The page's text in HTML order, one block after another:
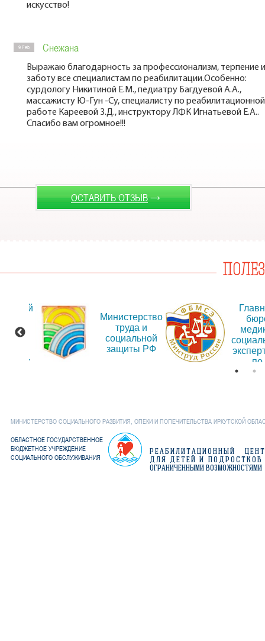
искусство!
9 Feb Снежана
Выражаю благодарность за профессионализм, терпение и
заботу все специалистам по реабилитации.Особенно:
сурдологу Никитиной Е.М., педиатру Багдуевой А.А.,
массажисту Ю-Гун -Су, специалисту по реабилитационной
работе Кареевой З.Д., инструктору ЛФК Игнатьевой Е.А..
Спасибо вам огромное!!!
ОСТАВИТЬ ОТЗЫВ→
Министерство
труда и
социальной
защиты РФ
по
МИНИСТЕРСТВО СОЦИАЛЬНОГО РАЗВИТИЯ, ОПЕКИ И ПОПЕЧИТЕЛЬСТВА ИРКУТСКОЙ
ОБЛАСТНОЕ ГОСУДАРСТВЕННОЕ
БЮДЖЕТНОЕ УЧРЕЖДЕНИЕ
СОЦИАЛЬНОГО ОБСЛУЖИВАНИЯ
РЕАБИЛИТАЦИОННЫЙ
ДЛЯ ДЕТЕЙ И ПОДРОСТКОВ
ОГРАНИЧЕННЫМИ ВОЗМОЖНОСТЯМИ